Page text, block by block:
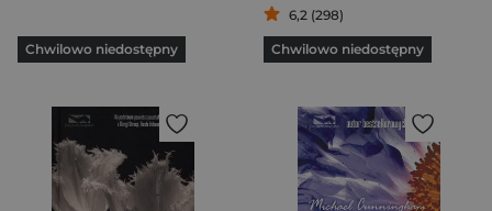
Chwilowo niedostępny
6,2 (298)
Chwilowo niedostępny